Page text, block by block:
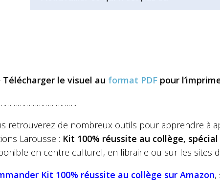
Télécharger le visuel au format PDF pour
retrouverez de nombreux outils pour apprendre à
Larousse : Kit 100% réussite au collège,
en centre culturel, en librairie ou sur les sites
Kit 100% réussite au collège sur Amazon,